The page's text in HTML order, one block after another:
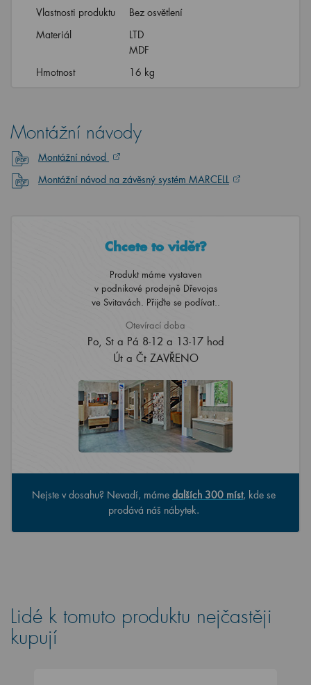
Vlastnosti produktu
Bez osvětlení
Materiál
LTD
MDF
Hmotnost
16 kg
Montážní návody
Montážní návod
Montážní návod na závěsný systém MARCELL
Chcete to vidět?
Produkt máme vystaven
v podnikové prodejně Dřevojas
ve Svitavách. Přijďte se podívat..
Otevírací doba
Po, St a Pá 8-12 a 13-17 hod
Út a Čt ZAVŘENO
Nejste v dosahu? Nevadí, máme dalších 300 míst, kde se
prodává náš nábytek.
Lidé k tomuto produktu nejčastěji
kupují